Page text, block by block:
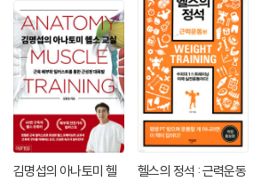
김명섭의 아나토미 헬
헬스의 정석 : 근력운동